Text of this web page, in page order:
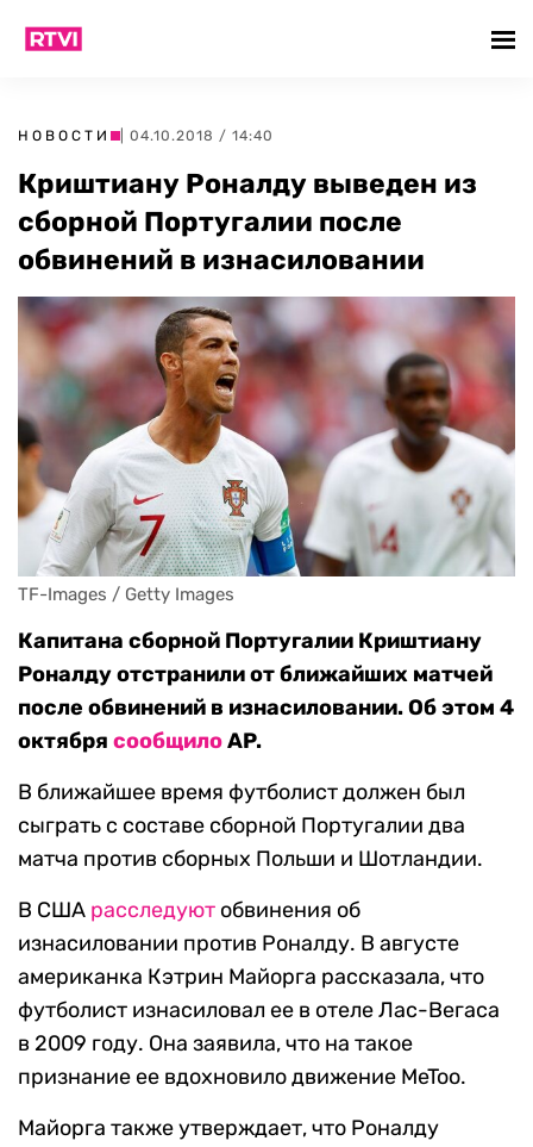
НОВОСТИ | 04.10.2018 / 14:40
Криштиану Роналду выведен из
сборной Португалии после
обвинений в изнасиловании
TF-Images / Getty Images
Капитана сборной Португалии Криштиану
Роналду отстранили от ближайших матчей
после обвинений в изнасиловании. Об этом 4
октября сообщилоAP.
В ближайшее время футболист должен был
сыграть с составе сборной Португалии два
матча против сборных Польши и Шотландии.
В США расследуют обвинения об
изнасиловании против Роналду. В августе
американка Кэтрин Майорга рассказала, что
футболист изнасиловал ее в отеле Лас-Вегаса
в 2009 году. Она заявила, что на такое
признание ее вдохновило движение MeToo.
Майорга также утверждает, что Роналду